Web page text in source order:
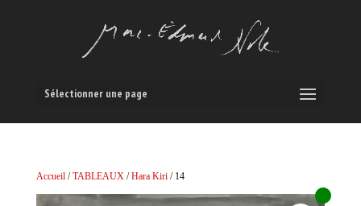
Sélectionner une page
Accueil/TABLEAUX/Hara Kiri/ 14